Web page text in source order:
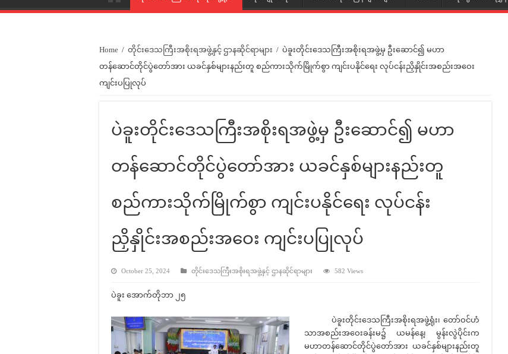
Home / တိုင်းဒေသကြီးအစိုးရအဖွဲ့နှင့် ဌာနဆိုင်ရာများ / ပဲခူးတိုင်းဒေသကြီးအစိုးရအဖွဲ့မှ ဦးဆောင်၍ မဟာ
တန်ဆောင်တိုင်ပွဲတော်အား ယခင်နှစ်များနည်းတူ စည်ကားသိုက်မြိုက်စွာ ကျင်းပနိုင်ရေး လုပ်ငန်းညှိနှိုင်းအစည်းအဝေး
ကျင်းပပြုလုပ်
ပဲခူးတိုင်းဒေသကြီးအစိုးရအဖွဲ့မှ ဦးဆောင်၍ မဟာ
တန်ဆောင်တိုင်ပွဲတော်အား ယခင်နှစ်များနည်းတူ
စည်ကားသိုက်မြိုက်စွာ ကျင်းပနိုင်ရေး လုပ်ငန်း
ညှိနှိုင်းအစည်းအဝေး ကျင်းပပြုလုပ်
October 25, 2024 တိုင်းဒေသကြီးအစိုးရအဖွဲ့နှင့် ဌာနဆိုင်ရာများ 582 Views
ပဲခူး အောက်တိုဘာ ၂၅
ပဲခူးတိုင်းဒေသကြီးအစိုးရအဖွဲ့ရုံး၊ တော်ဝင်ဟံ
သာအစည်းအဝေးခန်းမ၌ ယမန်နေ့၊ မွန်းလွဲပိုင်းက
မဟာတန်ဆောင်တိုင်ပွဲတော်အား ယခင်နှစ်များနည်းတူ